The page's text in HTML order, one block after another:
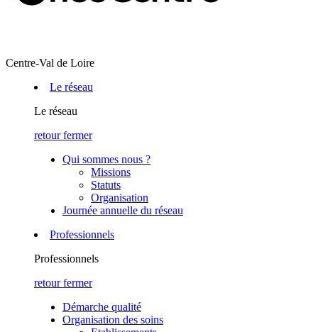
Centre-Val de Loire
Le réseau
Le réseau
retour fermer
Qui sommes nous ?
Missions
Statuts
Organisation
Journée annuelle du réseau
Professionnels
Professionnels
retour fermer
Démarche qualité
Organisation des soins